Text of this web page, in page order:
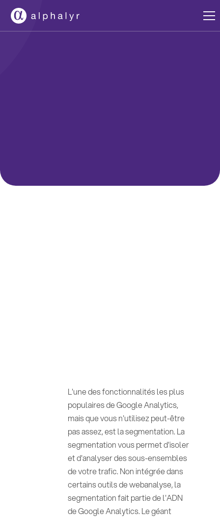
L'une des fonctionnalités les plus
populaires de Google Analytics,
mais que vous n'utilisez peut-être
pas assez, est la segmentation. La
segmentation vous permet d'isoler
et d'analyser des sous-ensembles
de votre trafic. Non intégrée dans
certains outils de webanalyse, la
segmentation fait partie de l'ADN
de Google Analytics. Le géant